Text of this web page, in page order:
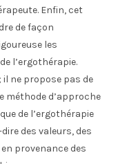
Enfin, cet
de façon
les
l’ergothérapie.
il ne propose pas de
méthode d’approche
de l’ergothérapie
des valeurs, des
provenance des